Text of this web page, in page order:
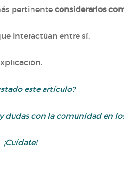
pertinente considerarlos
interactúan entre sí.
este artículo?
dudas con la comunidad en
¡Cuídate!